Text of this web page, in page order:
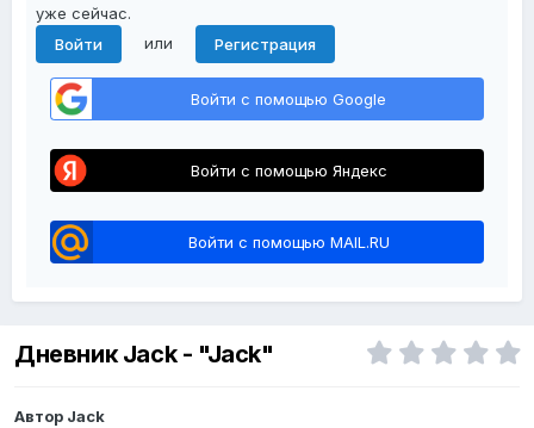
уже сейчас.
Войти
или Регистрация
Войти с помощью Google
Войти с помощью Яндекс
Войти с помощью MAIL.RU
Дневник Jack - "Jack"
Автор Jack